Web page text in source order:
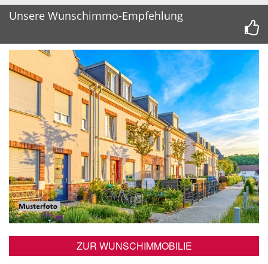
Unsere Wunschimmo-Empfehlung
ZUR WUNSCHIMMOBILIE